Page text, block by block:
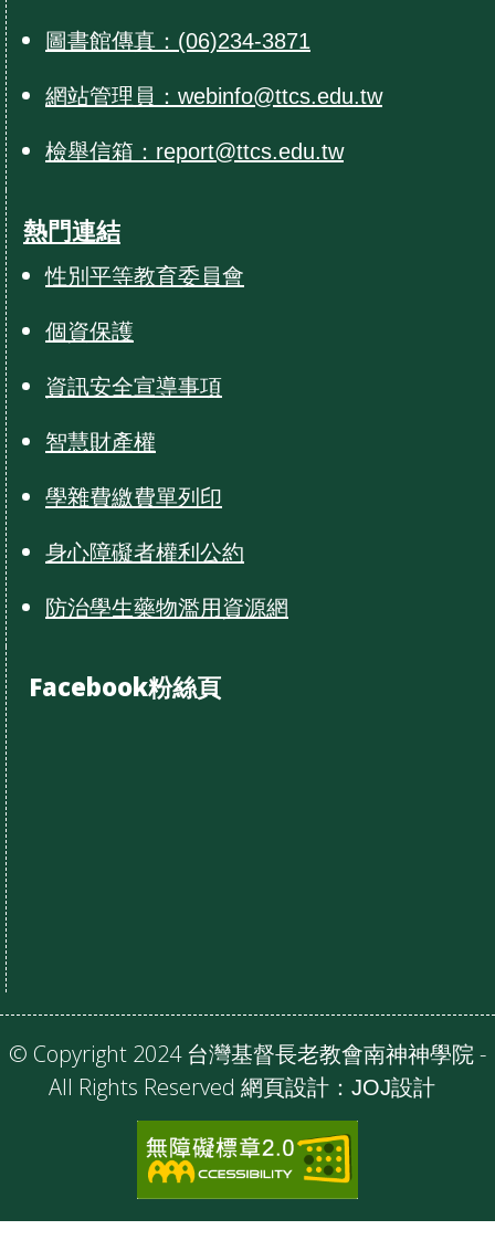
圖書館傳真：(06)234-3871
網站管理員：webinfo@ttcs.edu.tw
檢舉信箱：report@ttcs.edu.tw
熱門連結
性別平等教育委員會
個資保護
資訊安全宣導事項
智慧財產權
學雜費繳費單列印
身心障礙者權利公約
防治學生藥物濫用資源網
Facebook粉絲頁
© Copyright 2024 台灣基督長老教會南神神學院 -
All Rights Reserved 網頁設計： JOJ設計